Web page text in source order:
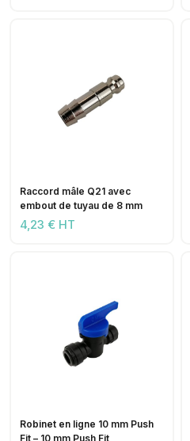
Raccord mâle Q21 avec
embout de tuyau de 8 mm
4,23 € HT
Robinet en ligne 10 mm Push
Fit – 10 mm Push Fit